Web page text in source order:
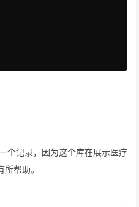
个记录，因为这个库在展示医疗
帮助。